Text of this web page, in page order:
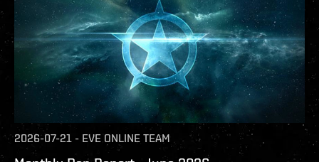
2026-07-21 - EVE ONLINE TEAM